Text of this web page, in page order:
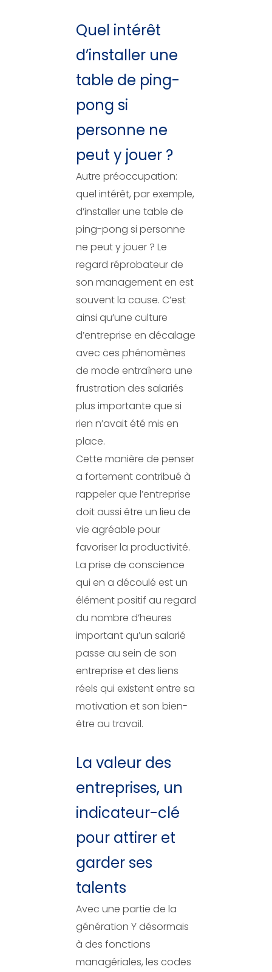
Quel intérêt
d’installer une
table de ping-
pong si
personne ne
peut y jouer ?
Autre préoccupation:
quel intérêt, par exemple,
d’installer une table de
ping-pong si personne
ne peut y jouer ? Le
regard réprobateur de
son management en est
souvent la cause. C’est
ainsi qu’une culture
d’entreprise en décalage
avec ces phénomènes
de mode entraînera une
frustration des salariés
plus importante que si
rien n’avait été mis en
place.
Cette manière de penser
a fortement contribué à
rappeler que l’entreprise
doit aussi être un lieu de
vie agréable pour
favoriser la productivité.
La prise de conscience
qui en a découlé est un
élément positif au regard
du nombre d’heures
important qu’un salarié
passe au sein de son
entreprise et des liens
réels qui existent entre sa
motivation et son bien-
être au travail.
La valeur des
entreprises, un
indicateur-clé
pour attirer et
garder ses
talents
Avec une partie de la
génération Y désormais
à des fonctions
managériales, les codes